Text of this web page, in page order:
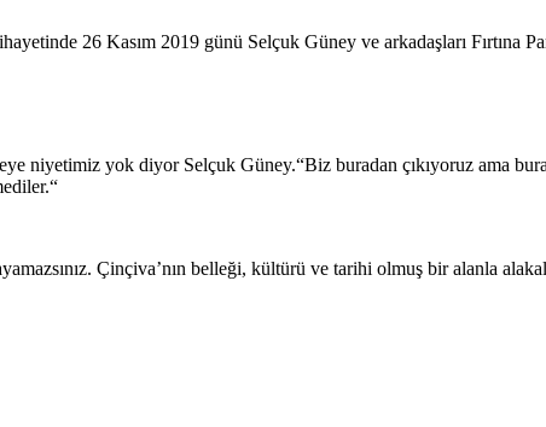
26 Kasım 2019 günü Selçuk Güney ve arkadaşları Fırtına
niyetimiz yok diyor Selçuk Güney.“Biz buradan çıkıyoruz ama
Çinçiva’nın belleği, kültürü ve tarihi olmuş bir alanla